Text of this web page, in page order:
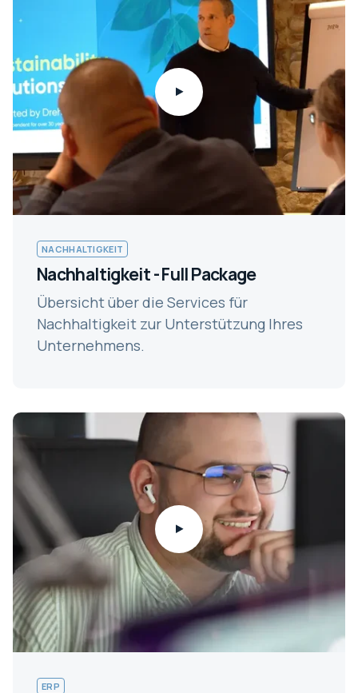
NACHHALTIGKEIT
Nachhaltigkeit - Full Package
Übersicht über die Services für
Nachhaltigkeit zur Unterstützung Ihres
Unternehmens.
ERP